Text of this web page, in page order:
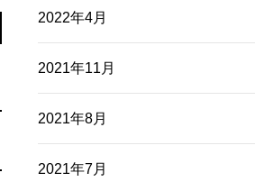
2022年4月
2021年11月
2021年8月
2021年7月